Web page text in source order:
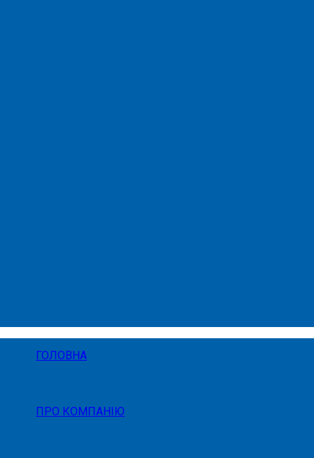
ГОЛОВНА
ПРО КОМПАНІЮ